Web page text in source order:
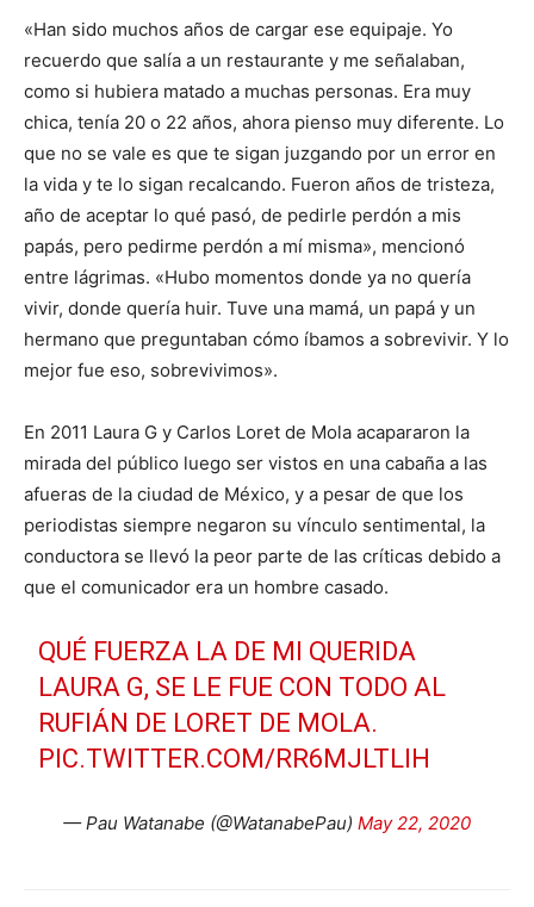
«Han sido muchos años de cargar ese equipaje. Yo
recuerdo que salía a un restaurante y me señalaban,
como si hubiera matado a muchas personas. Era muy
chica, tenía 20 o 22 años, ahora pienso muy diferente. Lo
que no se vale es que te sigan juzgando por un error en
la vida y te lo sigan recalcando. Fueron años de tristeza,
año de aceptar lo qué pasó, de pedirle perdón a mis
papás, pero pedirme perdón a mí misma», mencionó
entre lágrimas. «Hubo momentos donde ya no quería
vivir, donde quería huir. Tuve una mamá, un papá y un
hermano que preguntaban cómo íbamos a sobrevivir. Y lo
mejor fue eso, sobrevivimos».
En 2011 Laura G y Carlos Loret de Mola acapararon la
mirada del público luego ser vistos en una cabaña a las
afueras de la ciudad de México, y a pesar de que los
periodistas siempre negaron su vínculo sentimental, la
conductora se llevó la peor parte de las críticas debido a
que el comunicador era un hombre casado.
QUÉ FUERZA LA DE MI QUERIDA
LAURA G, SE LE FUE CON TODO AL
RUFIÁN DE LORET DE MOLA.
PIC.TWITTER.COM/RR6MJLTLIH
— Pau Watanabe (@WatanabePau) May 22, 2020